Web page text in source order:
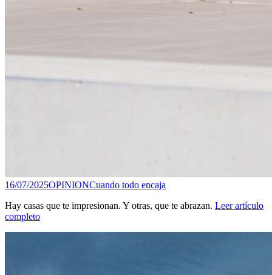
16/07/2025OPINIONCuando todo encaja
Hay casas que te impresionan. Y otras, que te abrazan. Leer artículo
completo